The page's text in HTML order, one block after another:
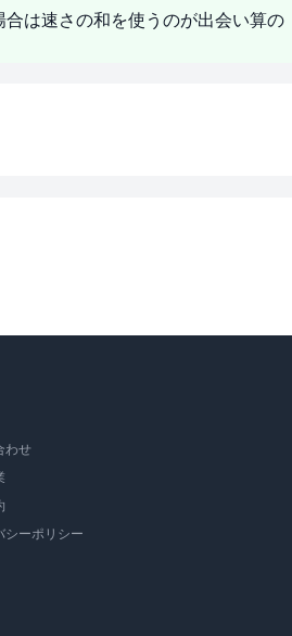
合は速さの和を使うのが出会い算の
わせ
シーポリシー